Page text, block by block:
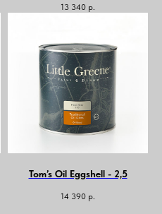
13 340 р.
Tom’s Oil Eggshell - 2,5
14 390 р.